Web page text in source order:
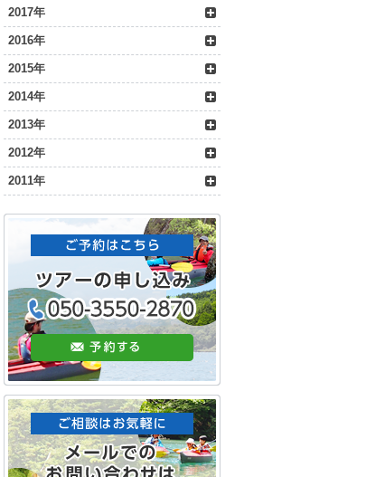
2017年
2016年
2015年
2014年
2013年
2012年
2011年